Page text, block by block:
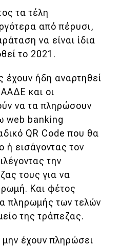
τα τέλη
από πέρυσι,
να είναι ίδια
το 2021.
έχουν ήδη αναρτηθεί
και οι
να τα πληρώσουν
web banking
QR Code που θα
ή εισάγοντας τον
την
τους για να
Και φέτος
πληρωμής των τελών
της τράπεζας.
έχουν πληρώσει